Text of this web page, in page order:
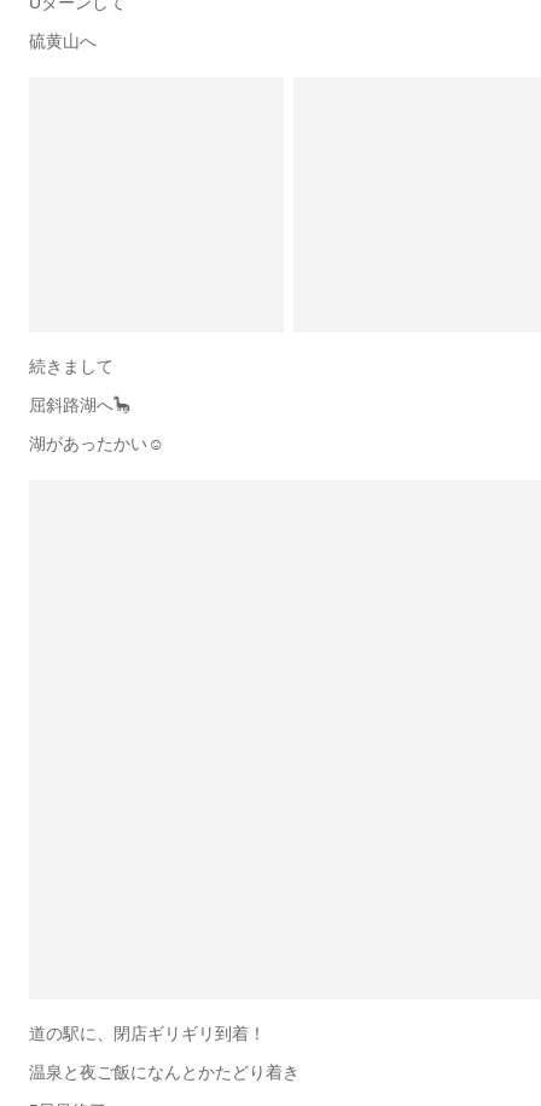
硫黄山へ
続きまして
屈斜路湖へ🦕
湖があったかい☺️
道の駅に、閉店ギリギリ到着！
温泉と夜ご飯になんとかたどり着き